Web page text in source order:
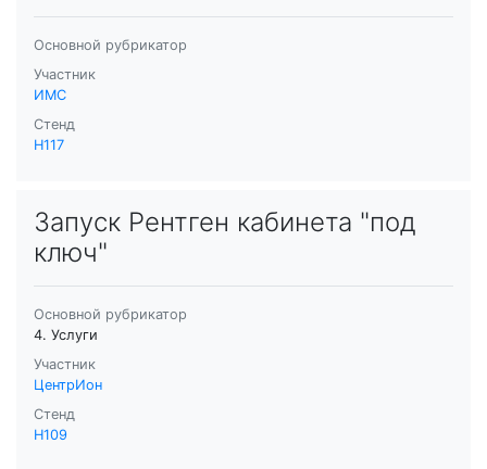
Основной рубрикатор
Участник
ИМС
Стенд
H117
Запуск Рентген кабинета "под
ключ"
Основной рубрикатор
4. Услуги
Участник
ЦентрИон
Стенд
H109